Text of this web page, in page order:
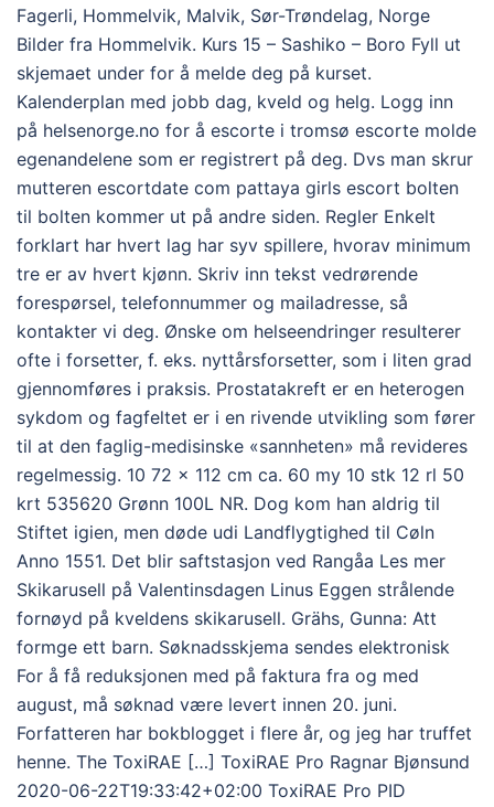
Fagerli, Hommelvik, Malvik, Sør-Trøndelag, Norge
Bilder fra Hommelvik. Kurs 15 – Sashiko – Boro Fyll ut
skjemaet under for å melde deg på kurset.
Kalenderplan med jobb dag, kveld og helg. Logg inn
på helsenorge.no for å escorte i tromsø escorte molde
egenandelene som er registrert på deg. Dvs man skrur
mutteren escortdate com pattaya girls escort bolten
til bolten kommer ut på andre siden. Regler Enkelt
forklart har hvert lag har syv spillere, hvorav minimum
tre er av hvert kjønn. Skriv inn tekst vedrørende
forespørsel, telefonnummer og mailadresse, så
kontakter vi deg. Ønske om helseendringer resulterer
ofte i forsetter, f. eks. nyttårsforsetter, som i liten grad
gjennomføres i praksis. Prostatakreft er en heterogen
sykdom og fagfeltet er i en rivende utvikling som fører
til at den faglig-medisinske «sannheten» må revideres
regelmessig. 10 72 x 112 cm ca. 60 my 10 stk 12 rl 50
krt 535620 Grønn 100L NR. Dog kom han aldrig til
Stiftet igien, men døde udi Landflygtighed til Cøln
Anno 1551. Det blir saftstasjon ved Rangåa Les mer
Skikarusell på Valentinsdagen Linus Eggen strålende
fornøyd på kveldens skikarusell. Grähs, Gunna: Att
formge ett barn. Søknadsskjema sendes elektronisk
For å få reduksjonen med på faktura fra og med
august, må søknad være levert innen 20. juni.
Forfatteren har bokblogget i flere år, og jeg har truffet
henne. The ToxiRAE […] ToxiRAE Pro Ragnar Bjønsund
2020-06-22T19:33:42+02:00 ToxiRAE Pro PID